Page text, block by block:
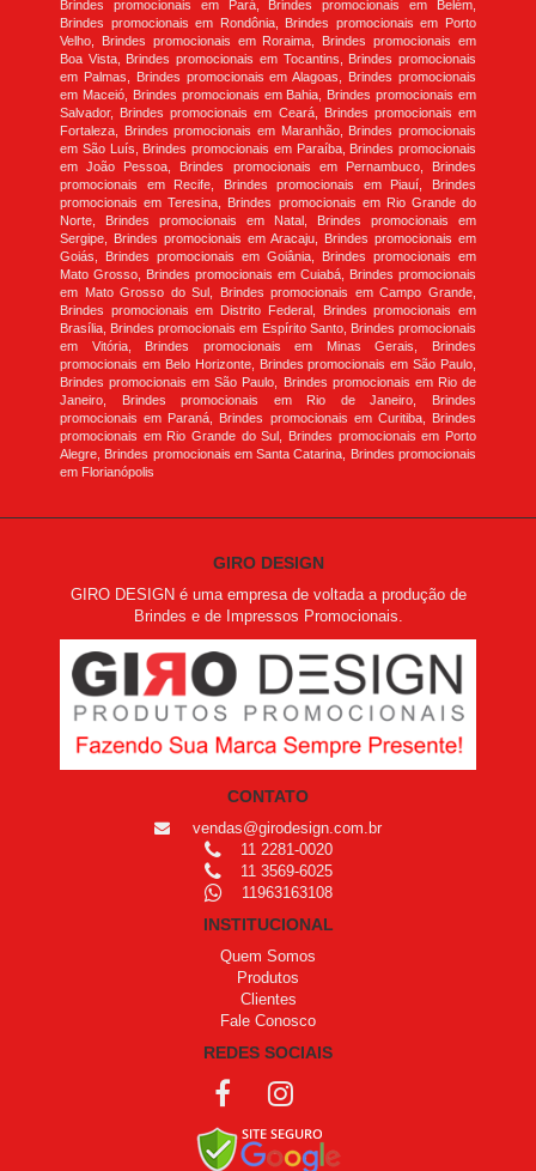
Brindes promocionais em Pará, Brindes promocionais em Belém,
Brindes promocionais em Rondônia, Brindes promocionais em Porto
Velho, Brindes promocionais em Roraima, Brindes promocionais em
Boa Vista, Brindes promocionais em Tocantins, Brindes promocionais
em Palmas, Brindes promocionais em Alagoas, Brindes promocionais
em Maceió, Brindes promocionais em Bahia, Brindes promocionais em
Salvador, Brindes promocionais em Ceará, Brindes promocionais em
Fortaleza, Brindes promocionais em Maranhão, Brindes promocionais
em São Luís, Brindes promocionais em Paraíba, Brindes promocionais
em João Pessoa, Brindes promocionais em Pernambuco, Brindes
promocionais em Recife, Brindes promocionais em Piauí, Brindes
promocionais em Teresina, Brindes promocionais em Rio Grande do
Norte, Brindes promocionais em Natal, Brindes promocionais em
Sergipe, Brindes promocionais em Aracaju, Brindes promocionais em
Goiás, Brindes promocionais em Goiânia, Brindes promocionais em
Mato Grosso, Brindes promocionais em Cuiabá, Brindes promocionais
em Mato Grosso do Sul, Brindes promocionais em Campo Grande,
Brindes promocionais em Distrito Federal, Brindes promocionais em
Brasília, Brindes promocionais em Espírito Santo, Brindes promocionais
em Vitória, Brindes promocionais em Minas Gerais, Brindes
promocionais em Belo Horizonte, Brindes promocionais em São Paulo,
Brindes promocionais em São Paulo, Brindes promocionais em Rio de
Janeiro, Brindes promocionais em Rio de Janeiro, Brindes
promocionais em Paraná, Brindes promocionais em Curitiba, Brindes
promocionais em Rio Grande do Sul, Brindes promocionais em Porto
Alegre, Brindes promocionais em Santa Catarina, Brindes promocionais
em Florianópolis
GIRO DESIGN
GIRO DESIGN é uma empresa de voltada a produção de
Brindes e de Impressos Promocionais.
CONTATO
vendas@girodesign.com.br
11 2281-0020
11 3569-6025
11963163108
INSTITUCIONAL
Quem Somos
Produtos
Clientes
Fale Conosco
REDES SOCIAIS